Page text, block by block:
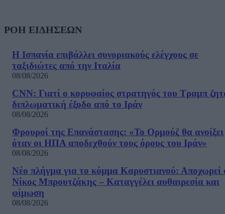
ΡΟΗ ΕΙΔΗΣΕΩΝ
Η Ισπανία επιβάλλει συνοριακούς ελέγχους σε
ταξιδιώτες από την Ιταλία
08/08/2026
CNN: Γιατί ο κορυφαίος στρατηγός του Τραμπ
διπλωματική έξοδο από το Ιράν
08/08/2026
Φρουροί της Επανάστασης: «Το Ορμούζ θα ανοίξει
όταν οι ΗΠΑ αποδεχθούν τους όρους του Ιράν»
08/08/2026
Νέο πλήγμα για το κόμμα Καρυστιανού: Αποχωρεί
Νίκος Μπρουτζάκης – Καταγγέλει αυθαιρεσία και
φίμωση
08/08/2026